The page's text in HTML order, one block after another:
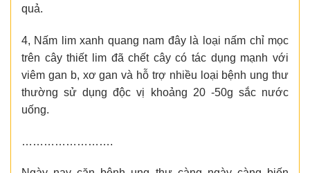
quả.
4, Nấm lim xanh quang nam đây là loại nấm chỉ mọc
trên cây thiết lim đã chết cây có tác dụng mạnh với
viêm gan b, xơ gan và hỗ trợ nhiều loại bệnh ung thư
thường sử dụng độc vị khoảng 20 -50g sắc nước
uống.
…………………….